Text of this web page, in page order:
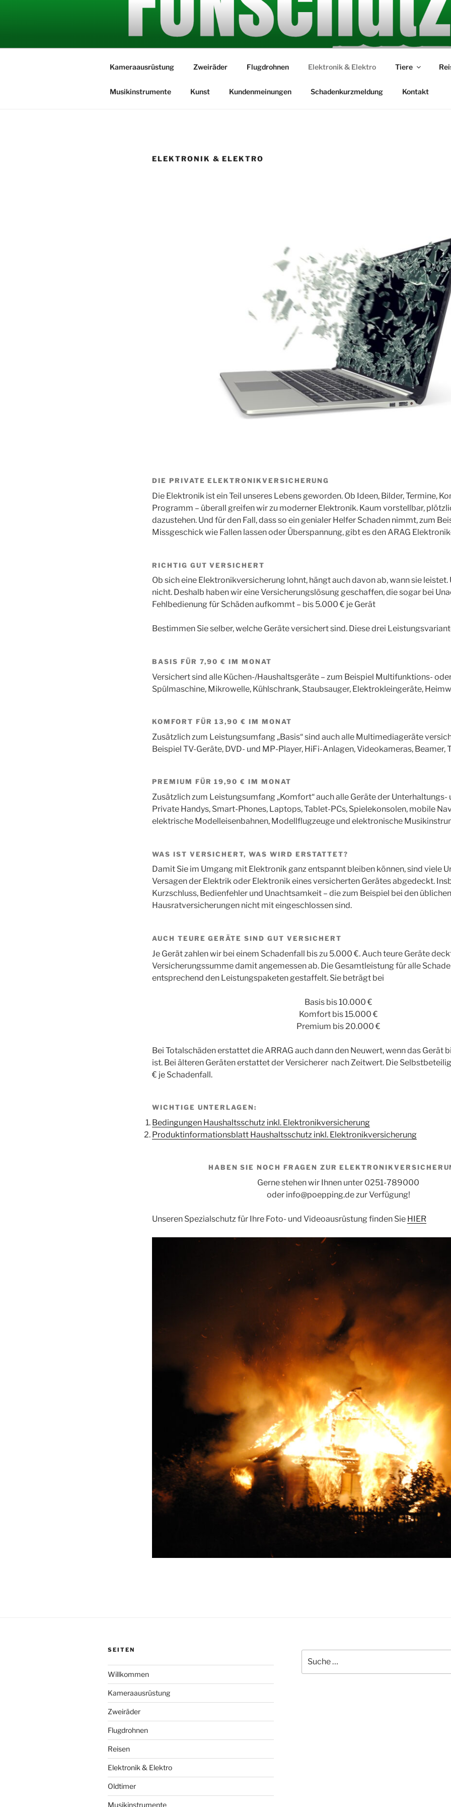
Versicherungsschutz für alles das Spaß macht
Kameraausrüstung Zweiräder Flugdrohnen Elektronik & Elektro Tiere
Musikinstrumente Kunst Kundenmeinungen Schadenkurzmeldung Kontakt
ELEKTRONIK & ELEKTRO
DIE PRIVATE ELEKTRONIKVERSICHERUNG
Die Elektronik ist ein Teil unseres Lebens geworden. Ob Ideen, Bilder, Termine,
Programm – überall greifen wir zu moderner Elektronik. Kaum vorstellbar,
dazustehen. Und für den Fall, dass so ein genialer Helfer Schaden nimmt, zum
Missgeschick wie Fallen lassen oder Überspannung, gibt es den ARAG
RICHTIG GUT VERSICHERT
Ob sich eine Elektronikversicherung lohnt, hängt auch davon ab, wann sie leistet.
nicht. Deshalb haben wir eine Versicherungslösung geschaffen, die sogar bei
Fehlbedienung für Schäden aufkommt – bis 5.000 € je Gerät
Bestimmen Sie selber, welche Geräte versichert sind. Diese drei
BASIS FÜR 7,90 € IM MONAT
Versichert sind alle Küchen-/Haushaltsgeräte – zum Beispiel Multifunktions-
Spülmaschine, Mikrowelle, Kühlschrank, Staubsauger, Elektrokleingeräte,
KOMFORT FÜR 13,90 € IM MONAT
Zusätzlich zum Leistungsumfang „Basis“ sind auch alle Multimediageräte
Beispiel TV-Geräte, DVD- und MP-Player, HiFi-Anlagen, Videokameras, Beamer,
PREMIUM FÜR 19,90 € IM MONAT
Zusätzlich zum Leistungsumfang „Komfort“ auch alle Geräte der
Private Handys, Smart-Phones, Laptops, Tablet-PCs, Spielekonsolen, mobile
elektrische Modelleisenbahnen, Modellflugzeuge und elektronische
WAS IST VERSICHERT, WAS WIRD ERSTATTET?
Damit Sie im Umgang mit Elektronik ganz entspannt bleiben können, sind viele
Versagen der Elektrik oder Elektronik eines versicherten Gerätes abgedeckt.
Kurzschluss, Bedienfehler und Unachtsamkeit – die zum Beispiel bei den üblichen
Hausratversicherungen nicht mit eingeschlossen sind.
AUCH TEURE GERÄTE SIND GUT VERSICHERT
Je Gerät zahlen wir bei einem Schadenfall bis zu 5.000 €. Auch teure Geräte
Versicherungssumme damit angemessen ab. Die Gesamtleistung für alle
entsprechend den Leistungspaketen gestaffelt. Sie beträgt bei
Basis bis 10.000 €
Komfort bis 15.000 €
Premium bis 20.000 €
Bei Totalschäden erstattet die ARRAG auch dann den Neuwert, wenn das Gerät
ist. Bei älteren Geräten erstattet der Versicherer nach Zeitwert. Die
€ je Schadenfall.
WICHTIGE UNTERLAGEN:
Bedingungen Haushaltsschutz inkl. Elektronikversicherung
Produktinformationsblatt Haushaltsschutz inkl. Elektronikversicherung
HABEN SIE NOCH FRAGEN ZUR
Gerne stehen wir Ihnen unter 0251-789000
oder info@poepping.de zur Verfügung!
Unseren Spezialschutz für Ihre Foto- und Videoausrüstung finden Sie HIER
SEITEN
Willkommen
Kameraausrüstung
Zweiräder
Flugdrohnen
Reisen
Elektronik & Elektro
Oldtimer
Musikinstrumente
nach: